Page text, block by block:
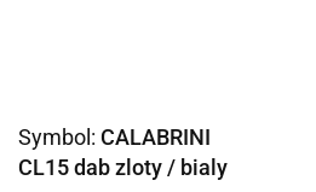
Symbol: CALABRINI
CL15 dab zloty / bialy